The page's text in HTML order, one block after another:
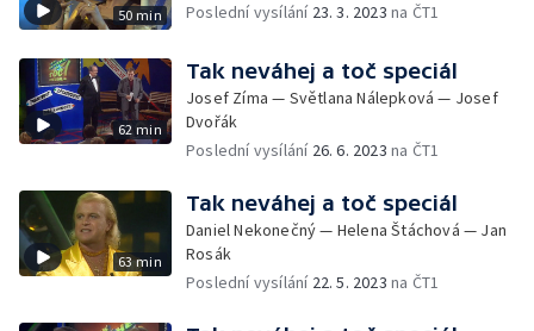
50 min
Poslední vysílání 23. 3. 2023 na ČT1
62 min
Tak neváhej a toč speciál
Josef Zíma — Světlana Nálepková — Josef
Dvořák
Poslední vysílání 26. 6. 2023 na ČT1
63 min
Tak neváhej a toč speciál
Daniel Nekonečný — Helena Štáchová — Jan
Rosák
Poslední vysílání 22. 5. 2023 na ČT1